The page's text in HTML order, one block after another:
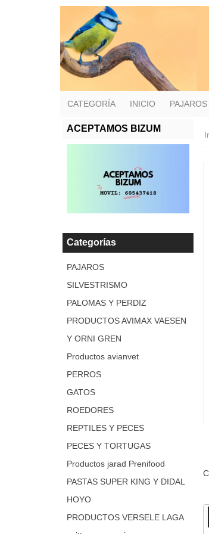
CATEGORÍA INICIO PAJAROS
ACEPTAMOS BIZUM
Categorías
PAJAROS
SILVESTRISMO
PALOMAS Y PERDIZ
PRODUCTOS AVIMAX VAESEN
Y ORNI GREN
Productos avianvet
PERROS
GATOS
ROEDORES
REPTILES Y PECES
PECES Y TORTUGAS
Productos jarad Prenifood
PASTAS SUPER KING Y DIDAL
HOYO
PRODUCTOS VERSELE LAGA